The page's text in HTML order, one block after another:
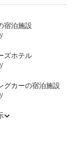
宿泊施設
ズホテル
グカーの宿泊施設